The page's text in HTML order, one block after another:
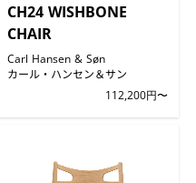
CH24 WISHBONE
CHAIR
Carl Hansen & Søn
カール・ハンセン＆サン
112,200円〜